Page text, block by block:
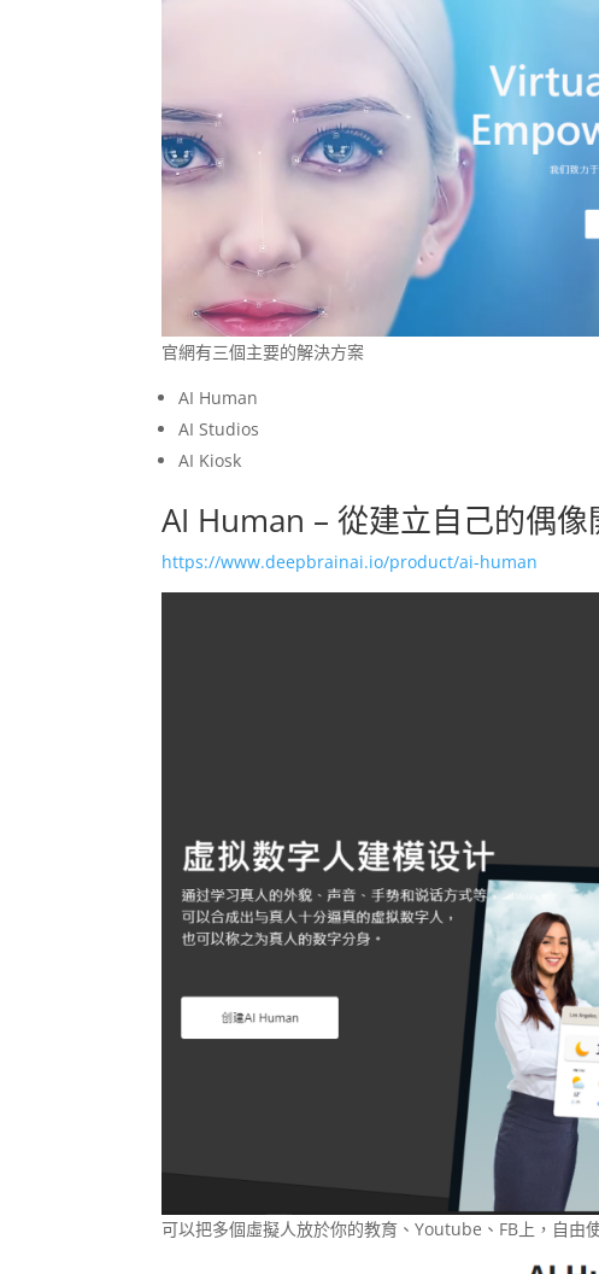
官網有三個主要的解決方案
AI Human
AI Studios
AI Kiosk
AI Human – 從建立自己的偶像
https://www.deepbrainai.io/product/ai-human
可以把多個虛擬人放於你的教育、Youtube、FB上，自由